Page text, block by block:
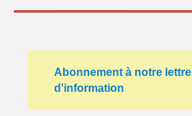
Abonnement à notre lettre
d'information